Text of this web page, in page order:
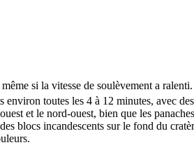
si la vitesse de soulèvement a
toutes les 4 à 12 minutes, avec
et le nord-ouest, bien que les
blocs incandescents sur le fond du